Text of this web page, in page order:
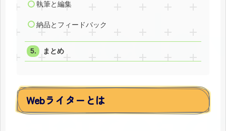
執筆と編集
納品とフィードバック
まとめ
Webライターとは